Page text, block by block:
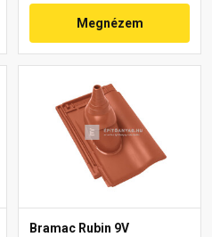
Megnézem
Bramac Rubin 9V